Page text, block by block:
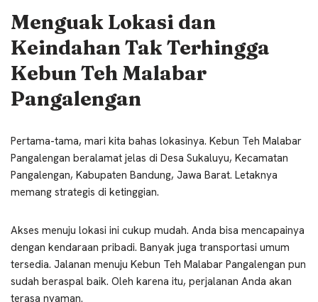
Menguak Lokasi dan
Keindahan Tak Terhingga
Kebun Teh Malabar
Pangalengan
Pertama-tama, mari kita bahas lokasinya. Kebun Teh Malabar
Pangalengan beralamat jelas di Desa Sukaluyu, Kecamatan
Pangalengan, Kabupaten Bandung, Jawa Barat. Letaknya
memang strategis di ketinggian.
Akses menuju lokasi ini cukup mudah. Anda bisa mencapainya
dengan kendaraan pribadi. Banyak juga transportasi umum
tersedia. Jalanan menuju Kebun Teh Malabar Pangalengan pun
sudah beraspal baik. Oleh karena itu, perjalanan Anda akan
terasa nyaman.